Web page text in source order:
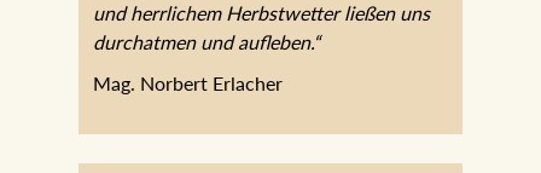
und herrlichem Herbstwetter ließen uns
durchatmen und aufleben.“
Mag. Norbert Erlacher